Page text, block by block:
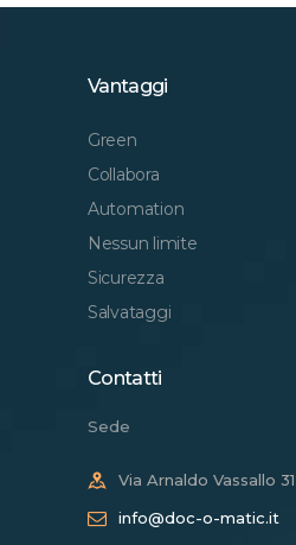
Vantaggi
Green
Collabora
Automation
Nessun limite
Sicurezza
Salvataggi
Contatti
Sede
Via Arnaldo Vassallo 31
info@doc-o-matic.it